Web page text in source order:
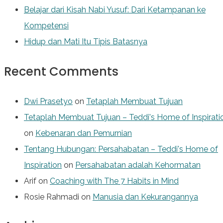
Belajar dari Kisah Nabi Yusuf: Dari Ketampanan ke
Kompetensi
Hidup dan Mati Itu Tipis Batasnya
Recent Comments
Dwi Prasetyo on Tetaplah Membuat Tujuan
Tetaplah Membuat Tujuan – Teddi's Home of
on Kebenaran dan Pemurnian
Tentang Hubungan: Persahabatan – Teddi's Home of
Inspiration on Persahabatan adalah Kehormatan
Arif on Coaching with The 7 Habits in Mind
Rosie Rahmadi on Manusia dan Kekurangannya